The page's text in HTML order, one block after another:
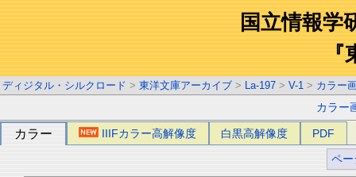
国立情報学
『
ディジタル・シルクロード > 東洋文庫アーカイブ > La-197 > V-1 > カラー
カラー
カラー IIIFカラー高解像度 白黒高解像度 PDF
ペー